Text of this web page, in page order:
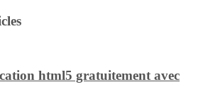
html5 gratuitement avec